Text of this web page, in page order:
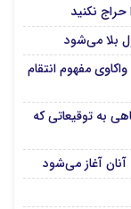
نکنید
بلا می‌شود
مفهوم انتقام
به توقیعاتی که
آنان آغاز می‌شود